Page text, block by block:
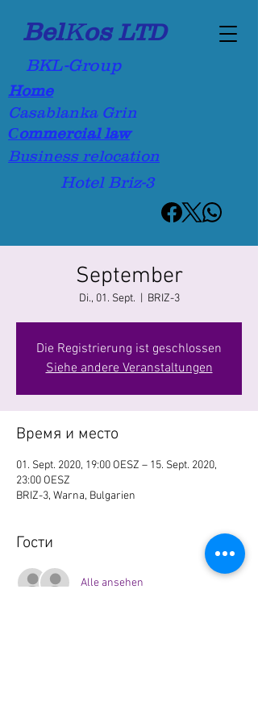
BelKos LTD
BKL-Group
Hotel Briz-3
Casablanka Grin
Business relocation
Home
Сommercial law
September
Di., 01. Sept. BRIZ-3
Die Registrierung ist geschlossen
Siehe andere Veranstaltungen
Время и место
01. Sept. 2020, 19:00 OESZ – 15. Sept. 2020,
23:00 OESZ
BRIZ-3, Warna, Bulgarien
Гости
Alle ansehen